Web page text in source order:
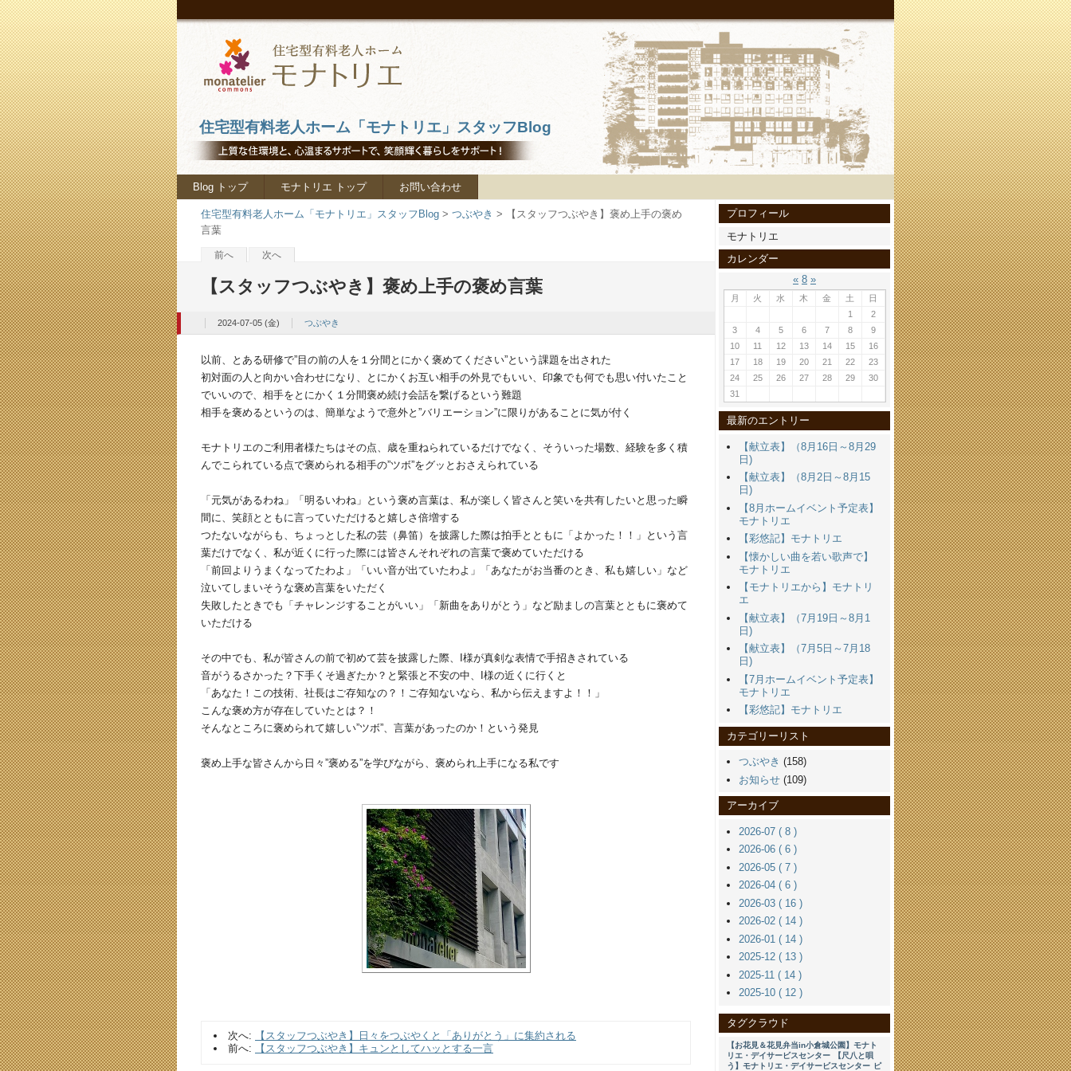
住宅型有料老人ホーム「モナトリエ」スタッフBlog
Blog トップ モナトリエ トップ お問い合わせ
住宅型有料老人ホーム「モナトリエ」スタッフBlog > つぶやき >
【スタッフつぶやき】褒め上手の褒め
言葉
前へ 次へ
【スタッフつぶやき】褒め上手の褒め言葉
2024-07-05 (金) つぶやき
以前、とある研修で”目の前の人を１分間とにかく褒めてください”という課題を出された
初対面の人と向かい合わせになり、とにかくお互い相手の外見でもいい、印象でも何でも思い付いたこと
でいいので、相手をとにかく１分間褒め続け会話を繋げるという難題
相手を褒めるというのは、簡単なようで意外と”バリエーション”に限りがあることに気が付く
モナトリエのご利用者様たちはその点、歳を重ねられているだけでなく、そういった場数、経験を多く積
んでこられている点で褒められる相手の”ツボ”をグッとおさえられている
「元気があるわね」「明るいわね」という褒め言葉は、私が楽しく皆さんと笑いを共有したいと思った瞬
間に、笑顔とともに言っていただけると嬉しさ倍増する
つたないながらも、ちょっとした私の芸（鼻笛）を披露した際は拍手とともに「よかった！！」という言
葉だけでなく、私が近くに行った際には皆さんそれぞれの言葉で褒めていただける
「前回よりうまくなってたわよ」「いい音が出ていたわよ」「あなたがお当番のとき、私も嬉しい」など
泣いてしまいそうな褒め言葉をいただく
失敗したときでも「チャレンジすることがいい」「新曲をありがとう」など励ましの言葉とともに褒めて
いただける
その中でも、私が皆さんの前で初めて芸を披露した際、I様が真剣な表情で手招きされている
音がうるさかった？下手くそ過ぎたか？と緊張と不安の中、I様の近くに行くと
「あなた！この技術、社長はご存知なの？！ご存知ないなら、私から伝えますよ！！」
こんな褒め方が存在していたとは？！
そんなところに褒められて嬉しい”ツボ”、言葉があったのか！という発見
褒め上手な皆さんから日々”褒める”を学びながら、褒められ上手になる私です
次へ:
【スタッフつぶやき】日々をつぶやくと「ありがとう」に集約される
前へ:
【スタッフつぶやき】キュンとしてハッとする一言
プロフィール
モナトリエ
カレンダー
« 8 »
月 火 水 木 金 土
日
1
2
3
4 5 6 7 8
9
10
11 12 13 14 15
16
17
18 19 20 21 22
23
24
25 26 27 28 29
30
31
最新のエントリー
【献立表】（8月16日～8月29
日)
【献立表】（8月2日～8月15
日)
【8月ホームイベント予定表】
モナトリエ
【彩悠記】モナトリエ
【懐かしい曲を若い歌声で】
モナトリエ
【モナトリエから】モナトリ
エ
【献立表】（7月19日～8月1
日)
【献立表】（7月5日～7月18
日)
【7月ホームイベント予定表】
モナトリエ
【彩悠記】モナトリエ
カテゴリーリスト
つぶやき (158)
お知らせ (109)
アーカイブ
2026-07 ( 8 )
2026-06 ( 6 )
2026-05 ( 7 )
2026-04 ( 6 )
2026-03 ( 16 )
2026-02 ( 14 )
2026-01 ( 14 )
2025-12 ( 13 )
2025-11 ( 14 )
2025-10 ( 12 )
タグクラウド
【お花見＆花見弁当in小倉城公園】モナト
リエ・デイサービスセンター
【尺八と唄
う】モナトリエ・デイサービスセンター ピ